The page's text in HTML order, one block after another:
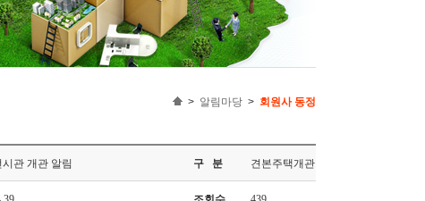
는 길
회원자료실
규제예보
> 알림마당 > 회원사 동정
관 개관 알림 구 분 견본주택개관